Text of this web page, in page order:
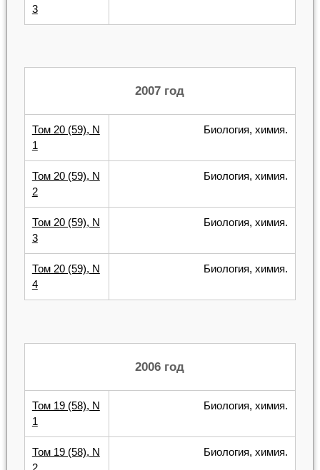
3
2007 год
Том 20 (59), N
1
Биология, химия.
Том 20 (59), N
2
Биология, химия.
Том 20 (59), N
3
Биология, химия.
Том 20 (59), N
4
Биология, химия.
2006 год
Том 19 (58), N
1
Биология, химия.
Том 19 (58), N
2
Биология, химия.